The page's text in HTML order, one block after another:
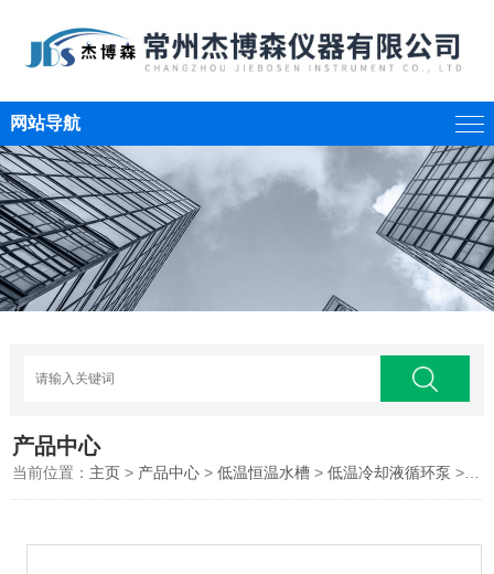
网站导航
产品中心
当前位置： 主页 > 产品中心 >低温恒温水槽 >低温冷却液循环泵 >低温冷却液循环泵